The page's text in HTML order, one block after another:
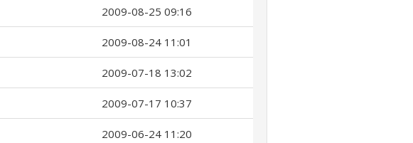
2009-08-25 09:16
2009-08-24 11:01
2009-07-18 13:02
2009-07-17 10:37
2009-06-24 11:20